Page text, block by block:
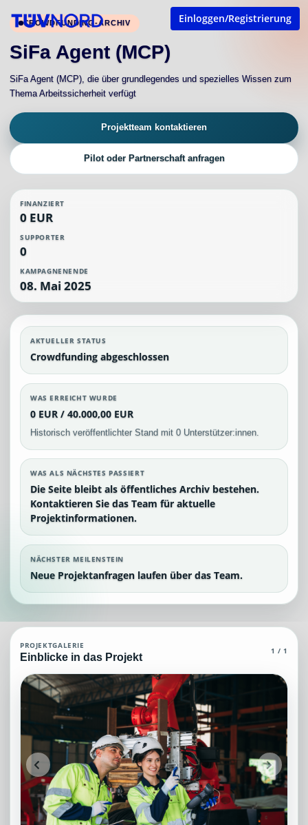
Einloggen/Registrierung
CROWDFUNDING-ARCHIV
SiFa Agent (MCP)
SiFa Agent (MCP), die über grundlegendes und spezielles Wissen zum
Thema Arbeitssicherheit verfügt
Projektteam kontaktieren
Pilot oder Partnerschaft anfragen
FINANZIERT
0 EUR
SUPPORTER
0
KAMPAGNENENDE
08. Mai 2025
AKTUELLER STATUS
Crowdfunding abgeschlossen
WAS ERREICHT WURDE
0 EUR / 40.000,00 EUR
Historisch veröffentlichter Stand mit 0 Unterstützer:innen.
WAS ALS NÄCHSTES PASSIERT
Die Seite bleibt als öffentliches Archiv bestehen.
Kontaktieren Sie das Team für aktuelle
Projektinformationen.
NÄCHSTER MEILENSTEIN
Neue Projektanfragen laufen über das Team.
SiFa Agent (MCP)
SiFa Agent (MCP), die über grundlegendes und spezielles Wissen
Projektteam: SupraTix GmbH.
Historischer Finanzierungsstand: 0 EUR von 40.000,00 EUR.
Unterstützer:innen: 0. Erreicht: 0 Prozent.
Historisch veröffentlichte Unterstützungsoptionen: 4.
Aktiver Seitenabschnitt: information.
Qualitätssicherung: Kanonische URL, Robots-Angaben,
PROJEKTGALERIE
Einblicke in das Projekt 1 / 1